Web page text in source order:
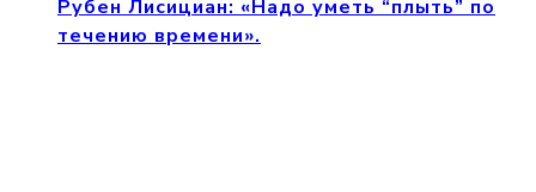
Рубен Лисициан: «Надо уметь “плыть” по
течению времени».